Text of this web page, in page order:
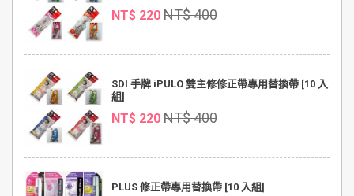
NT$ 220 NT$ 400
SDI 手牌 iPULO 雙主修修正帶專用替換帶 [10 入
組]
NT$ 220 NT$ 400
PLUS 修正帶專用替換帶 [10 入組]